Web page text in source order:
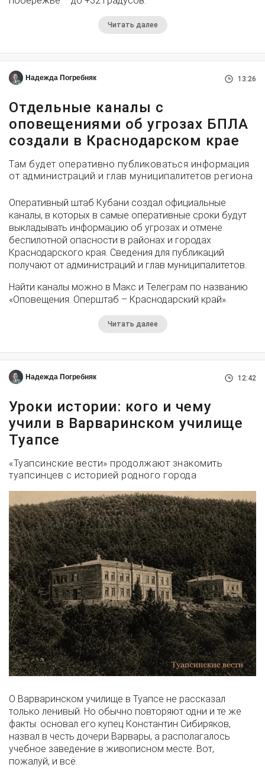
Читать далее
Надежда Погребняк 13:26
Отдельные каналы с
оповещениями об угрозах БПЛА
создали в Краснодарском крае
Там будет оперативно публиковаться информация
от администраций и глав муниципалитетов региона
Оперативный штаб Кубани создал официальные
каналы, в которых в самые оперативные сроки будут
выкладывать информацию об угрозах и отмене
беспилотной опасности в районах и городах
Краснодарского края. Сведения для публикаций
получают от администраций и глав муниципалитетов.
Найти каналы можно в Макс и Телеграм по названию
«Оповещения. Оперштаб – Краснодарский край».
Читать далее
Надежда Погребняк 12:42
Уроки истории: кого и чему
учили в Варваринском училище
Туапсе
«Туапсинские вести» продолжают знакомить
туапсинцев с историей родного города
О Варваринском училище в Туапсе не рассказал
только ленивый. Но обычно повторяют одни и те же
факты: основал его купец Константин Сибиряков,
назвал в честь дочери Варвары, а располагалось
учебное заведение в живописном месте. Вот,
пожалуй, и всё.